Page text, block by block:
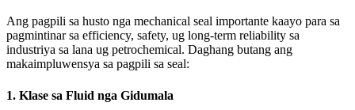
Ang pagpili sa husto nga mechanical seal importante kaayo para sa
pagmintinar sa efficiency, safety, ug long-term reliability sa
industriya sa lana ug petrochemical. Daghang butang ang
makaimpluwensya sa pagpili sa seal:
1. Klase sa Fluid nga Gidumala